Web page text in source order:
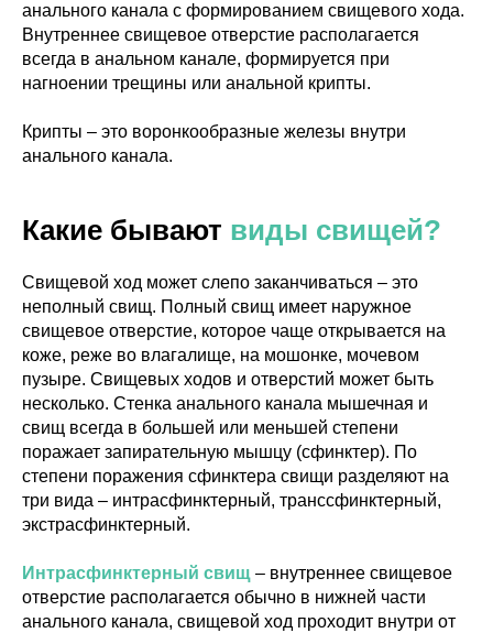
анального канала с формированием свищевого хода.
Внутреннее свищевое отверстие располагается
всегда в анальном канале, формируется при
нагноении трещины или анальной крипты.
Крипты – это воронкообразные железы внутри
анального канала.
Какие бывают виды свищей?
Свищевой ход может слепо заканчиваться – это
неполный свищ. Полный свищ имеет наружное
свищевое отверстие, которое чаще открывается на
коже, реже во влагалище, на мошонке, мочевом
пузыре. Свищевых ходов и отверстий может быть
несколько. Стенка анального канала мышечная и
свищ всегда в большей или меньшей степени
поражает запирательную мышцу (сфинктер). По
степени поражения сфинктера свищи разделяют на
три вида – интрасфинктерный, транссфинктерный,
экстрасфинктерный.
Интрасфинктерный свищ – внутреннее свищевое
отверстие располагается обычно в нижней части
анального канала, свищевой ход проходит внутри от